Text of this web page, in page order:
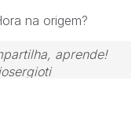
na origem?
aprende!